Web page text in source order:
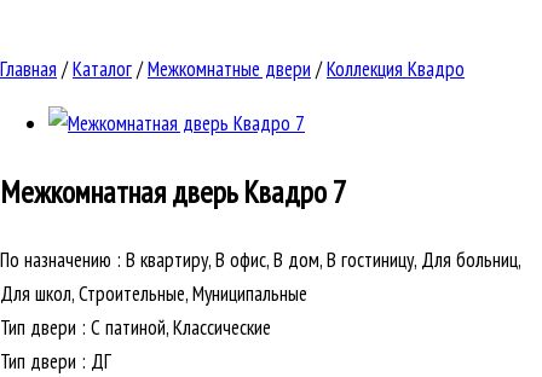
Главная /Каталог/Межкомнатные двери /Коллекция Квадро
Межкомнатная дверь Квадро 7
По назначению : В квартиру, В офис, В дом, В гостиницу, Для больниц,
Для школ, Строительные, Муниципальные
Тип двери : С патиной, Классические
Тип двери : ДГ